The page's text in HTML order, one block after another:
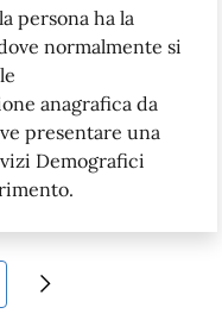
persona ha la
normalmente si
anagrafica da
presentare una
Demografici
attualePagina successiva